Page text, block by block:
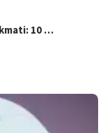
10 …